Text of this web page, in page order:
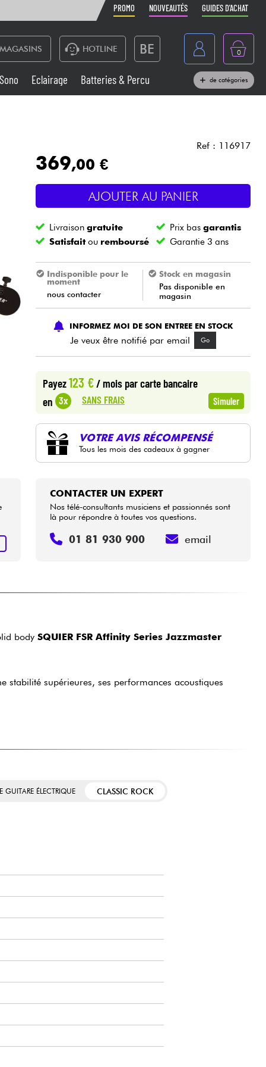
PROMO NOUVEAUTÉS GUIDES D'ACHAT
HOTLINE BE
België
Nederland
0
Sono
Vents
Câbles & Access.
Sono Eclairage Batteries & Percu de catégories
Ref : 116917
369,00 €
AJOUTER AU PANIER
Livraisongratuite Prix bas garantis
Satisfaitou remboursé Garantie 3 ans
Indisponible pour le
moment
nous contacter
Stock en magasin
Pas disponible en
magasin
INFORMEZ MOI DE SON ENTREE EN STOCK
Je veux être notifié par email Go
Payez123 €/ mois par carte bancaire
en 3x SANS FRAIS Simuler
VOTRE AVIS RÉCOMPENSÉ
Tous les mois des cadeaux à gagner
CONTACTER UN EXPERT
Nos télé-consultants musiciens et passionnés sont
là pour répondre à toutes vos questions.
01 81 930 900 email
body SQUIER FSR Affinity Series Jazzmaster
stabilité supérieures, ses performances acoustiques
GUITARE ÉLECTRIQUE CLASSIC ROCK